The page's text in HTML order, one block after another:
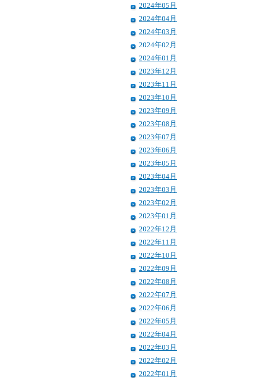
2024年05月
2024年04月
2024年03月
2024年02月
2024年01月
2023年12月
2023年11月
2023年10月
2023年09月
2023年08月
2023年07月
2023年06月
2023年05月
2023年04月
2023年03月
2023年02月
2023年01月
2022年12月
2022年11月
2022年10月
2022年09月
2022年08月
2022年07月
2022年06月
2022年05月
2022年04月
2022年03月
2022年02月
2022年01月